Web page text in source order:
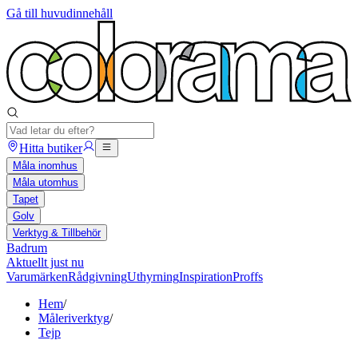
Gå till huvudinnehåll
Hitta butiker
Måla inomhus
Måla utomhus
Tapet
Golv
Verktyg & Tillbehör
Badrum
Aktuellt just nu
VarumärkenRådgivningUthyrningInspirationProffs
Hem/
Måleriverktyg/
Tejp